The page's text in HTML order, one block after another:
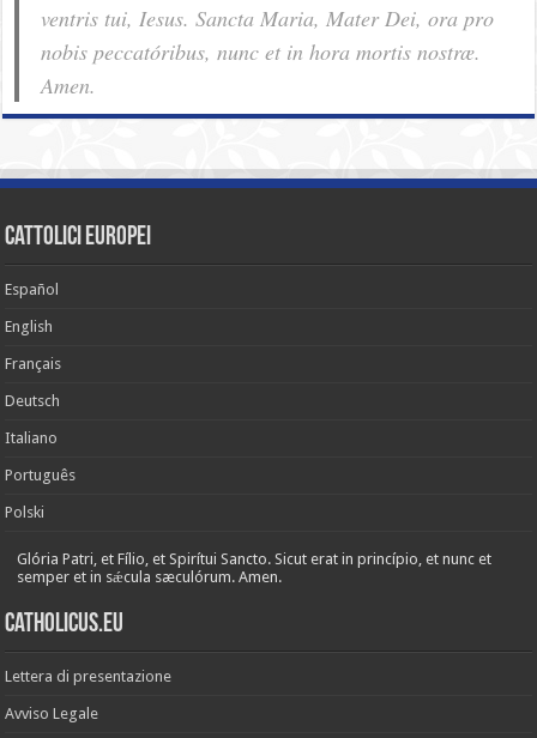
ventris tui, Iesus. Sancta Maria, Mater Dei, ora pro
nobis pec­ca­tóribus, nunc et in hora mortis nostræ.
Amen.
cattolici europei
Español
English
Français
Deutsch
Italiano
Português
Polski
Glória Patri, et Fílio, et Spirítui Sancto. Sicut erat in princípio, et nunc et
semper et in sǽcula sæculórum. Amen.
Catholicus.eu
Lettera di presentazione
Avviso Legale